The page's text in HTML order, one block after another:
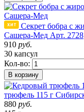
Секрет бобра с
Сашера-Мед Арт. 2728
910 руб.
30 капсул
Кол-во:
В корзину
трюфель 115 г
880 руб.